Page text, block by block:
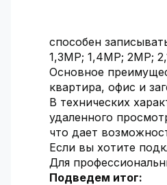
способен
1,3MP; 1,4MP; 2MP;
Основное
квартира, офис и
В технических
удаленного
что дает
Если вы хотите
Для
Подведем итог: